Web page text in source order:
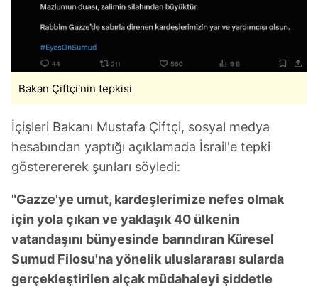
Metnimiziziyaret edebilirsiniz.
hazırlanmış Aydınlatma Metnimizi okumak ve sitemizde
ilgili mevzuata uygun olarak kullanılan çerezlerle ilgili bilgi
almak için lütfen tıklayınız
Bakan Çiftçi'nin tepkisi
İçişleri Bakanı Mustafa Çiftçi, sosyal medya
hesabından yaptığı açıklamada İsrail'e tepki
gösterererek şunları söyledi:
"Gazze'ye umut, kardeşlerimize nefes olmak
için yola çıkan ve yaklaşık 40 ülkenin
vatandaşını bünyesinde barındıran Küresel
Sumud Filosu'na yönelik uluslararası sularda
gerçekleştirilen alçak müdahaleyi şiddetle